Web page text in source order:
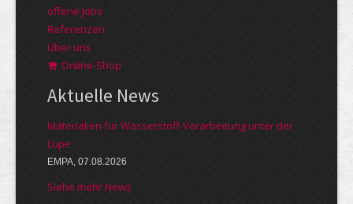
offene Jobs
Referenzen
Über uns
Online-Shop
Aktuelle News
Materialien für Wasserstoff-Verarbeitung unter der
Lupe
EMPA, 07.08.2026
Siehe mehr News